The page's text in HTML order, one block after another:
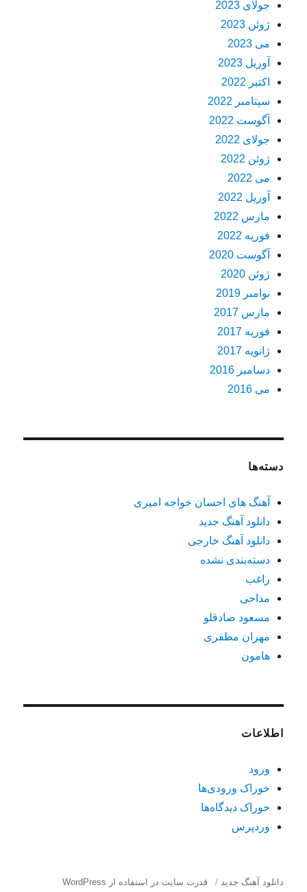
جولای 2023
ژوئن 2023
می 2023
آوریل 2023
اکتبر 2022
سپتامبر 2022
آگوست 2022
جولای 2022
ژوئن 2022
می 2022
آوریل 2022
مارس 2022
فوریه 2022
آگوست 2020
ژوئن 2020
نوامبر 2019
مارس 2017
فوریه 2017
ژانویه 2017
دسامبر 2016
می 2016
دسته‌ها
آهنگ های احسان خواجه امیری
دانلود آهنگ جدید
دانلود آهنگ خارجی
دسته‌بندی نشده
راغب
مداحی
مسعود صادقلو
مهران مظفری
هامون
اطلاعات
ورود
خوراک ورودی‌ها
خوراک دیدگاه‌ها
وردپرس
دانلود آهنگ جدید قدرت سایت در استفاده از WordPress